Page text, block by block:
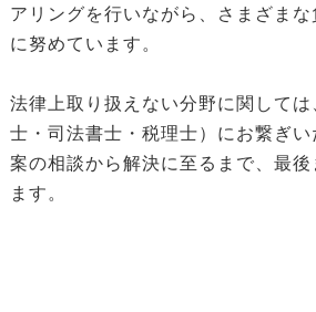
アリングを行いながら、さまざまな
に努めています。
法律上取り扱えない分野に関して
士・司法書士・税理士）にお繋ぎ
案の相談から解決に至るまで、最後
ます。